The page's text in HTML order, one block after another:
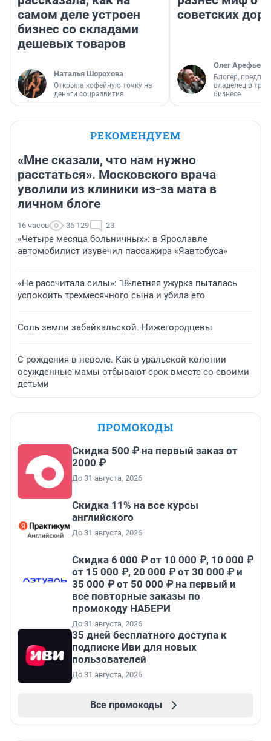
самом деле устроен
бизнес со складами
дешевых товаров
Наталья Шорохова
Открыла кофейную точку на
деньги соцразвития
советских
Олег Арефьев
Блогер,
владелец в
бизнесе
РЕКОМЕНДУЕМ
«Мне сказали, что нам нужно
расстаться». Московского врача
уволили из клиники из-за мата в
личном блоге
16 часов 36 129 23
«Четыре месяца больничных»: в Ярославле
автомобилист изувечил пассажира «Яавтобуса»
«Не рассчитала силы»: 18-летняя ужурка пыталась
успокоить трехмесячного сына и убила его
Соль земли забайкальской. Нижегородцевы
С рождения в неволе. Как в уральской колонии
осужденные мамы отбывают срок вместе со своими
детьми
ПРОМОКОДЫ
Скидка 500 ₽ на первый заказ от
2000 ₽
До 31 августа, 2026
Скидка 11% на все курсы
английского
До 31 августа, 2026
Скидка 6 000 ₽ от 10 000 ₽, 10 000 ₽
от 15 000 ₽, 20 000 ₽ от 30 000 ₽ и
35 000 ₽ от 50 000 ₽ на первый и
все повторные заказы по
промокоду НАБЕРИ
До 31 августа, 2026
35 дней бесплатного доступа к
подписке Иви для новых
пользователей
До 31 августа, 2026
Все промокоды